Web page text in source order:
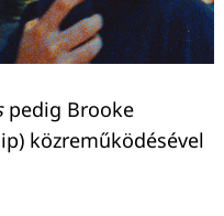
pedig Brooke
közreműködésével